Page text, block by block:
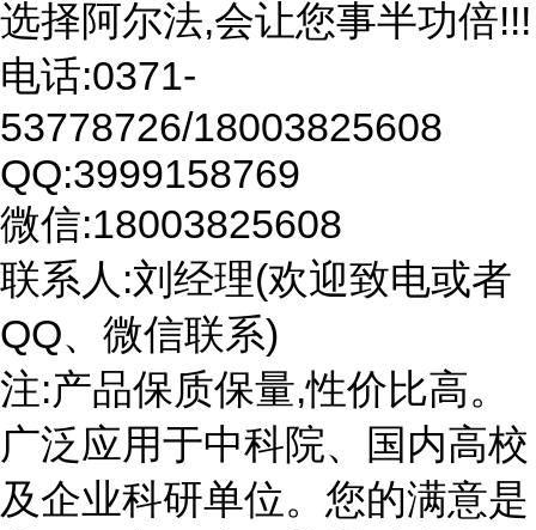
选择阿尔法,会让您事半功倍!!!
电话:0371-
53778726/18003825608
QQ:3999158769
微信:18003825608
联系人:刘经理(欢迎致电或者
QQ、微信联系)
注:产品保质保量,性价比高。
广泛应用于中科院、国内高校
及企业科研单位。您的满意是